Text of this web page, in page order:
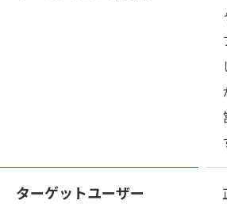
ターゲットユーザー